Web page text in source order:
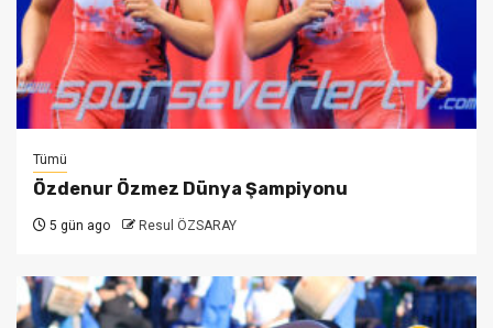
Tümü
Özdenur Özmez Dünya Şampiyonu
5 gün ago Resul ÖZSARAY